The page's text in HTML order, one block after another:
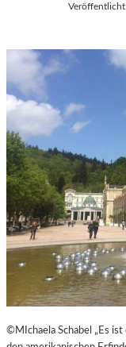
Veröffentlicht
©MIchaela Schabel „Es